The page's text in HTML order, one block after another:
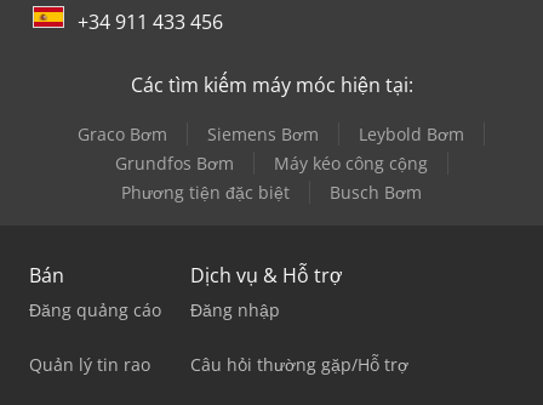
+34 911 433 456
Các tìm kiếm máy móc hiện tại:
Graco Bơm Siemens Bơm
Leybold Bơm
Grundfos Bơm
Máy kéo công cộng
Phương tiện đặc biệt
Busch Bơm
Bán
Đăng quảng cáo
Quản lý tin rao
Dịch vụ & Hỗ trợ
Đăng nhập
Câu hỏi thường gặp/Hỗ trợ